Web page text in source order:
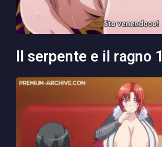
il serpente e il ragno 1